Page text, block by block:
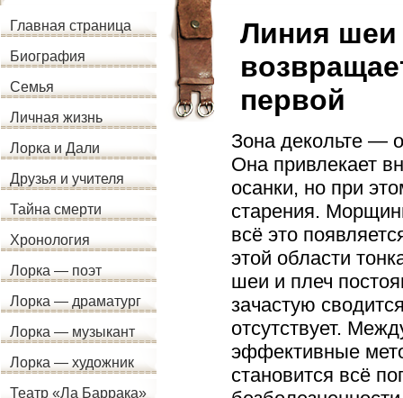
Главная страница
Биография
Семья
Личная жизнь
Лорка и Дали
Друзья и учителя
Тайна смерти
Хронология
Лорка — поэт
Лорка — драматург
Лорка — музыкант
Лорка — художник
Театр «Ла Баррака»
Линия шеи
первой
Зона декольте —
Она привлекает
осанки, но при
старения.
всё это
этой области
шеи и плеч
зачастую
отсутствует.
эффективные
становится всё